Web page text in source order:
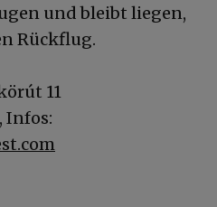
und bleibt liegen,
Rückflug.
11
Infos: